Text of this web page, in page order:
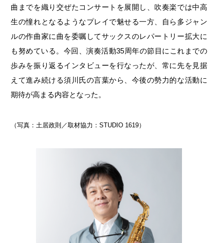
曲までを織り交ぜたコンサートを展開し、吹奏楽では中高
生の憧れとなるようなプレイで魅せる一方、自ら多ジャン
ルの作曲家に曲を委嘱してサックスのレパートリー拡大に
も努めている。今回、演奏活動35周年の節目にこれまでの
歩みを振り返るインタビューを行なったが、常に先を見据
えて進み続ける須川氏の言葉から、今後の勢力的な活動に
期待が高まる内容となった。
（写真：土居政則／取材協力：STUDIO 1619）